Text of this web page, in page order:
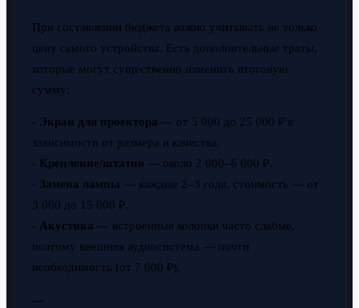
При составлении бюджета важно учитывать не только
цену самого устройства. Есть дополнительные траты,
которые могут существенно изменить итоговую
сумму:
- Экран для проектора — от 5 000 до 25 000 ₽ в
зависимости от размера и качества.
- Крепление/штатив — около 2 000–6 000 ₽.
- Замена лампы — каждые 2–3 года, стоимость — от
3 000 до 15 000 ₽.
- Акустика — встроенные колонки часто слабые,
поэтому внешняя аудиосистема — почти
необходимость (от 7 000 ₽).
---